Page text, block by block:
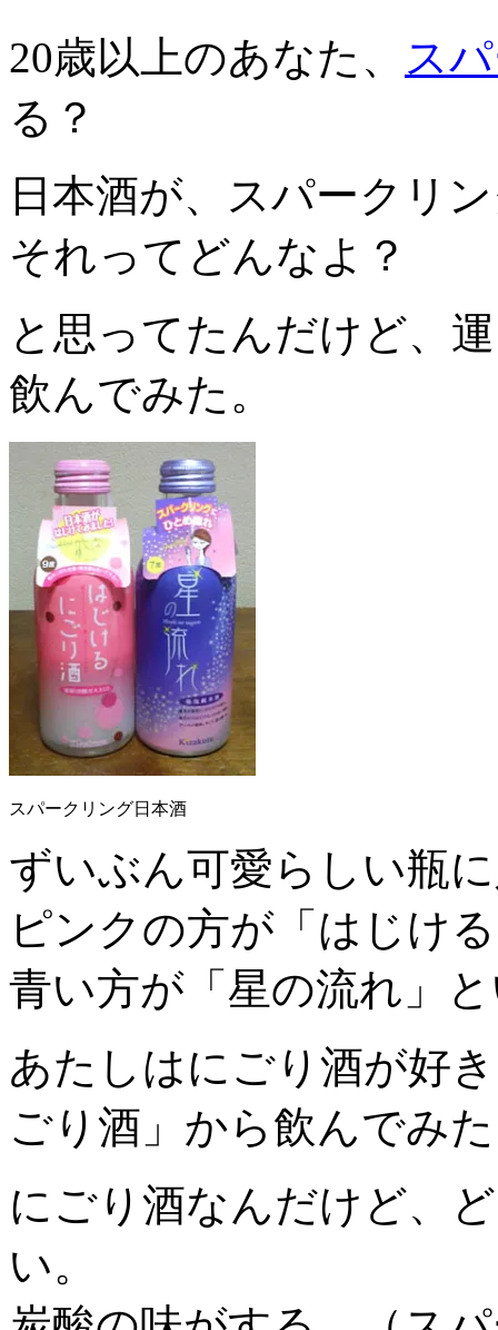
20歳以上のあなた、
ス
る？
日本酒が、スパークリ
それってどんなよ？
と思ってたんだけど、
飲んでみた。
スパークリング日本酒
ずいぶん可愛らしい瓶
ピンクの方が「はじけ
青い方が「星の流れ」
あたしはにごり酒が好
ごり酒」から飲んでみ
にごり酒なんだけど、
い。